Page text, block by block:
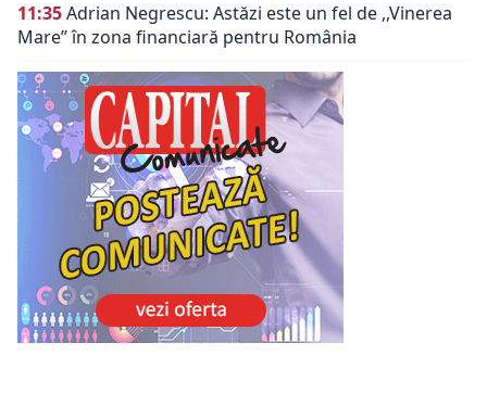
11:35Adrian Negrescu: Astăzi este un fel de ,,Vinerea
Mare’’ în zona financiară pentru România